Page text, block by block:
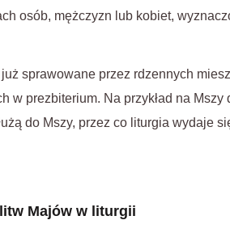
osób, mężczyzn lub kobiet,
sprawowane przez rdzennych
w prezbiterium. Na przykład na
do Mszy, przez co liturgia wydaje
Majów w liturgii